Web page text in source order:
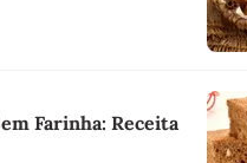
Farinha: Receita